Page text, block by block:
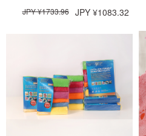
オル、やわらかい、超吸収性
JPY ¥1733.96 JPY ¥1083.32